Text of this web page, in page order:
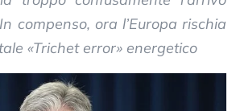
compenso, ora l’Europa rischia
«Trichet error» energetico